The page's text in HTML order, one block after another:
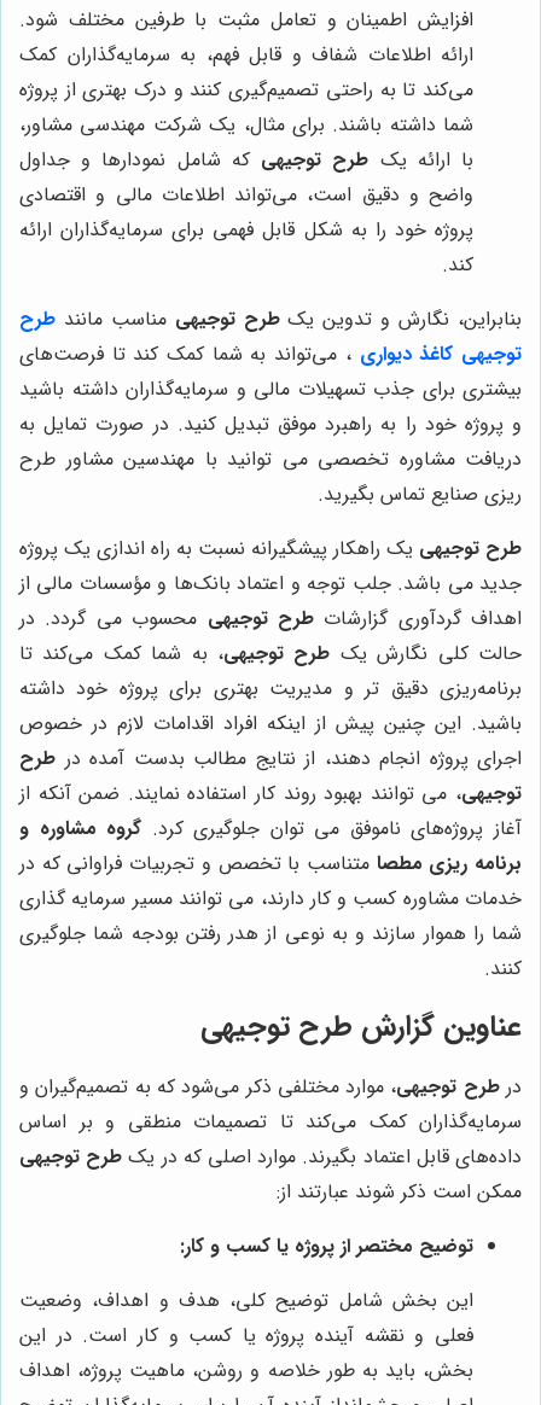
افزایش اطمینان و تعامل مثبت با طرفین مختلف شود.
ارائه اطلاعات شفاف و قابل فهم، به سرمایه‌گذاران کمک
می‌کند تا به راحتی تصمیم‌گیری کنند و درک بهتری از پروژه
شما داشته باشند. برای مثال، یک شرکت مهندسی مشاور،
با ارائه یک طرح توجیهی که شامل نمودارها و جداول
واضح و دقیق است، می‌تواند اطلاعات مالی و اقتصادی
پروژه خود را به شکل قابل فهمی برای سرمایه‌گذاران ارائه
کند.
بنابراین، نگارش و تدوین یکطرح توجیهی مناسب مانند طرح
توجیهی کاغذ دیواری ، می‌تواند به شما کمک کند تا فرصت‌های
بیشتری برای جذب تسهیلات مالی و سرمایه‌گذاران داشته باشید
و پروژه خود را به راهبرد موفق تبدیل کنید. در صورت تمایل به
دریافت مشاوره تخصصی می توانید با مهندسین مشاور طرح
ریزی صنایع تماس بگیرید.
طرح توجیهی یک راهکار پیشگیرانه نسبت به راه اندازی یک پروژه
جدید می باشد. جلب توجه و اعتماد بانک‌ها و مؤسسات مالی از
اهداف گردآوری گزارشاتطرح توجیهی محسوب می گردد. در
حالت کلی نگارش یک طرح توجیهی، به شما کمک می‌کند تا
برنامه‌ریزی دقیق تر و مدیریت بهتری برای پروژه خود داشته
باشید. این چنین پیش از اینکه افراد اقدامات لازم در خصوص
اجرای پروژه انجام دهند، از نتایج مطالب بدست آمده در طرح
توجیهی، می توانند بهبود روند کار استفاده نمایند. ضمن آنکه از
آغاز پروژه‌های ناموفق می توان جلوگیری کرد. گروه مشاوره و
برنامه ریزی مطصا متناسب با تخصص و تجربیات فراوانی که در
خدمات مشاوره کسب و کار دارند، می توانند مسیر سرمایه گذاری
شما را هموار سازند و به نوعی از هدر رفتن بودجه شما جلوگیری
کنند.
عناوین گزارش طرح توجیهی
درطرح توجیهی، موارد مختلفی ذکر می‌شود که به تصمیم‌گیران و
سرمایه‌گذاران کمک می‌کند تا تصمیمات منطقی و بر اساس
داده‌های قابل اعتماد بگیرند. موارد اصلی که در یک طرح توجیهی
ممکن است ذکر شوند عبارتند از:
توضیح مختصر از پروژه یا کسب و کار:
این بخش شامل توضیح کلی، هدف و اهداف، وضعیت
فعلی و نقشه آینده پروژه یا کسب و کار است. در این
بخش، باید به طور خلاصه و روشن، ماهیت پروژه، اهداف